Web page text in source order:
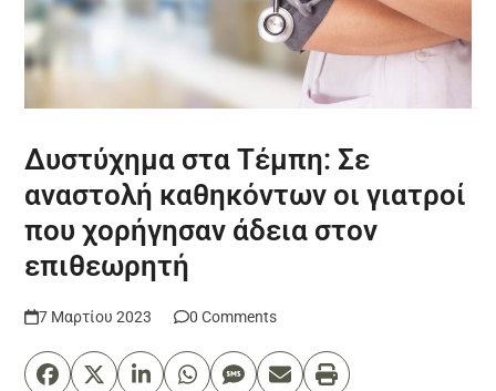
Δυστύχημα στα Τέμπη: Σε
αναστολή καθηκόντων οι γιατροί
που χορήγησαν άδεια στον
επιθεωρητή
7 Μαρτίου 2023 0 Comments